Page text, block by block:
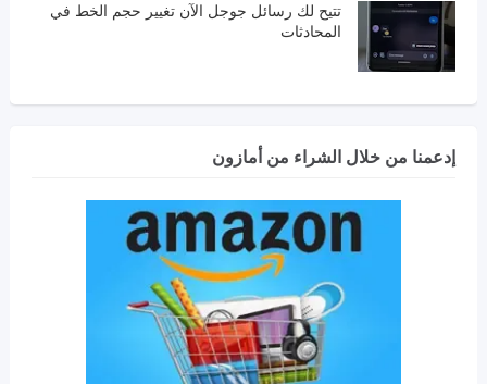
تتيح لك رسائل جوجل الآن تغيير حجم الخط في
المحادثات
إدعمنا من خلال الشراء من أمازون